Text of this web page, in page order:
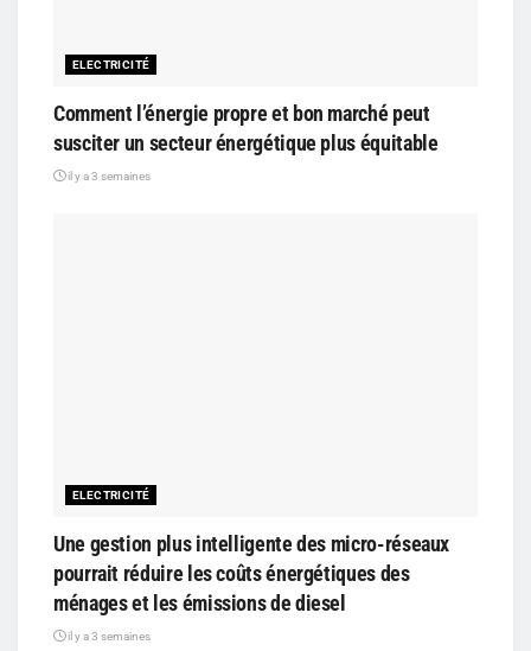
ELECTRICITÉ
Comment l’énergie propre et bon marché peut
susciter un secteur énergétique plus équitable
il y a 3 semaines
ELECTRICITÉ
Une gestion plus intelligente des micro-réseaux
pourrait réduire les coûts énergétiques des
ménages et les émissions de diesel
il y a 3 semaines